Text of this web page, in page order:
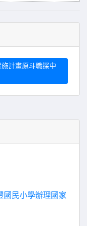
計畫原斗職探中
國民小學辦理國家